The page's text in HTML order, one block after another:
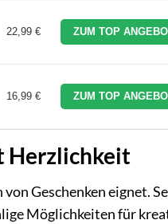
22,99 € ZUM TOP
16,99 € ZUM TOP
Herzlichkeit
Geschenken eignet.
Möglichkeiten für